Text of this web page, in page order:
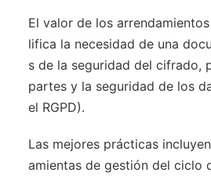
El valor de los
lifica la necesidad de una
s de la seguridad del cifrado,
partes y la seguridad de los
el RGPD).
Las mejores prácticas
amientas de gestión del ciclo